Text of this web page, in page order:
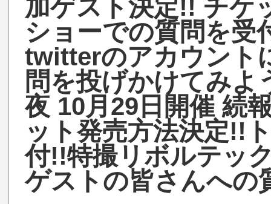
加ゲスト決定!! チケ
ショーでの質問を受
twitterのアカウント
問を投げかけてみよ
夜 10月29日開催 続
ット発売方法決定!!
付!!特撮リボルテッ
ゲストの皆さんへの